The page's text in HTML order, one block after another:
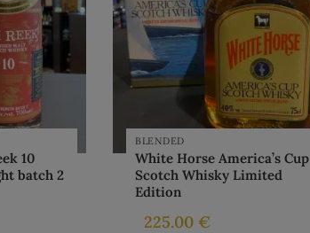
10
batch 2
BLENDED
White Horse America’s Cup
Scotch Whisky Limited
Edition
225.00 €